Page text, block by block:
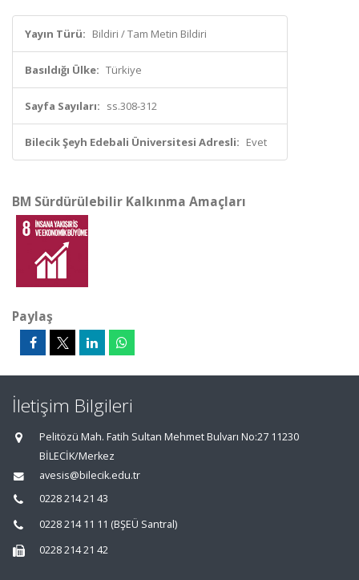
Yayın Türü: Bildiri / Tam Metin Bildiri
Basıldığı Ülke: Türkiye
Sayfa Sayıları: ss.308-312
Bilecik Şeyh Edebali Üniversitesi Adresli: Evet
BM Sürdürülebilir Kalkınma Amaçları
Paylaş
İletişim Bilgileri
Pelitözü Mah. Fatih Sultan Mehmet Bulvarı No:27 11230
BİLECİK/Merkez
avesis@bilecik.edu.tr
0228 214 21 43
0228 214 11 11 (BŞEÜ Santral)
0228 214 21 42